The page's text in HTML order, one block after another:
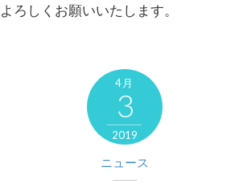
よろしくお願いいたします。
4月
3
2019
ニュース